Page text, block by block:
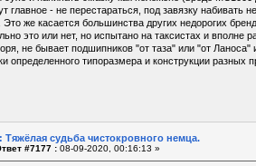
главное - не перестараться, под завязку набивать
же касается большинства других недорогих
это или нет, но испытано на таксистах и вполне
не бывает подшипников "от таза" или "от
определенного типоразмера и конструкции разных
Тяжёлая судьба чистокровного немца.
#7177 : 08-09-2020, 00:16:13 »